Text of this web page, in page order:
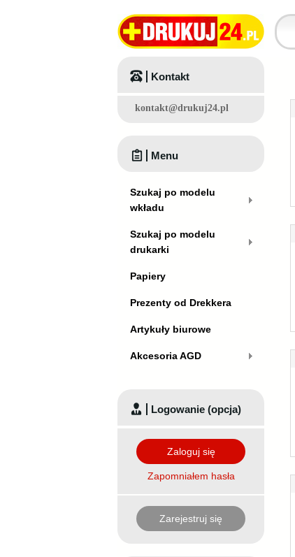
Kontakt
kontakt@drukuj24.pl
Menu
Szukaj po modelu
wkładu
Szukaj po modelu
drukarki
Papiery
Prezenty od Drekkera
Artykuły biurowe
Akcesoria AGD
Logowanie (opcja)
Zaloguj się
Zapomniałem hasła
Zarejestruj się